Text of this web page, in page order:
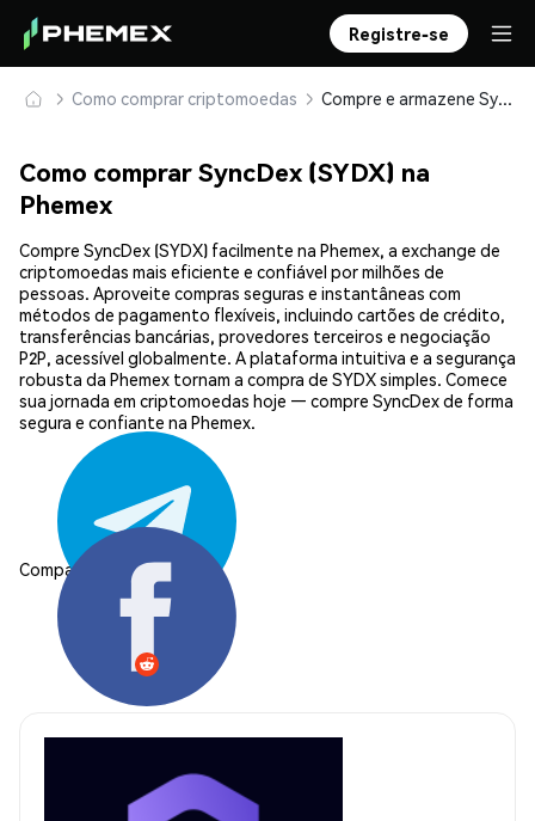
Registre-se
Como comprar criptomoedas Compre e armazene SyncDex (SYDX) com segurança
Como comprar SyncDex (SYDX) na
Phemex
Compre SyncDex (SYDX) facilmente na Phemex, a exchange de
criptomoedas mais eficiente e confiável por milhões de
pessoas. Aproveite compras seguras e instantâneas com
métodos de pagamento flexíveis, incluindo cartões de crédito,
transferências bancárias, provedores terceiros e negociação
P2P, acessível globalmente. A plataforma intuitiva e a segurança
robusta da Phemex tornam a compra de SYDX simples. Comece
sua jornada em criptomoedas hoje — compre SyncDex de forma
segura e confiante na Phemex.
Compartilhar: